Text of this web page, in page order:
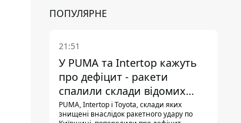
ПОПУЛЯРНЕ
21:51
У PUMA та Intertop кажуть
про дефіцит - ракети
спалили склади відомих
брендів
PUMA, Intertop і Toyota, склади яких
знищені внаслідок ракетного удару по